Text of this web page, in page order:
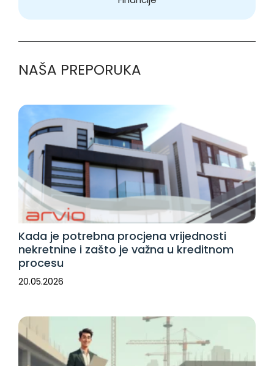
NAŠA PREPORUKA
Kada je potrebna procjena vrijednosti
nekretnine i zašto je važna u kreditnom
procesu
20.05.2026